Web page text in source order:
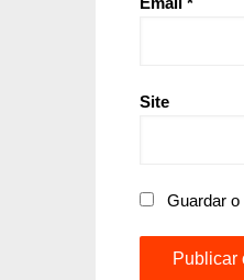
Site
Guardar o